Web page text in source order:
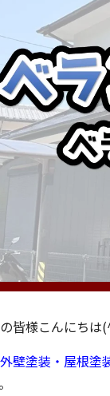
皆様こんにちは
外壁塗装・屋根塗